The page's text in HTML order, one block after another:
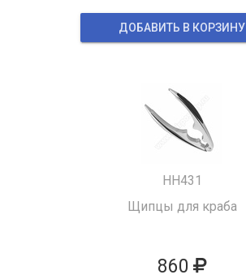
ДОБАВИТЬ В КОРЗИНУ
HH431
Щипцы для краба
860